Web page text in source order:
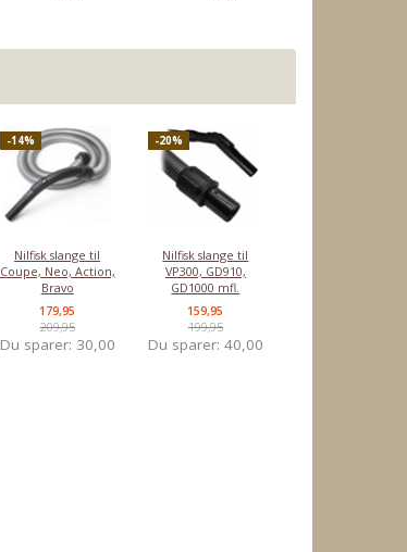
-14%
Nilfisk slange til
Coupe, Neo, Action,
Bravo
179,95
209,95
Du sparer: 30,00
-20%
Nilfisk slange til
VP300, GD910,
GD1000 mfl.
159,95
199,95
Du sparer: 40,00